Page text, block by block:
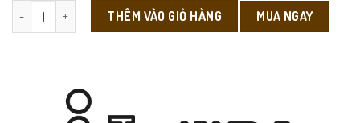
VX26 - Ví Cầm Tay Nam số lượng
THÊM VÀO GIỎ HÀNG MUA NGAY